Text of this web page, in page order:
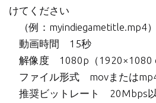
けてください
（例：myindiegametitle.mp4）
動画時間 15秒
解像度 1080p（1920×1080
ファイル形式 movまたは
推奨ビットレート 20Mbps